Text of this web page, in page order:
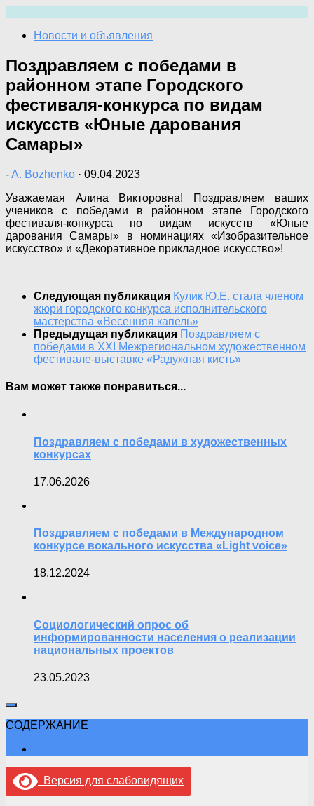
содержимому
Новости и объявления
Поздравляем с победами в
районном этапе Городского
фестиваля-конкурса по видам
искусств «Юные дарования
Самары»
-A. Bozhenko · 09.04.2023
Уважаемая Алина Викторовна! Поздравляем ваших
учеников с победами в районном этапе Городского
фестиваля-конкурса по видам искусств «Юные
дарования Самары» в номинациях «Изобразительное
искусство» и «Декоративное прикладное искусство»!
Следующая публикация Кулик Ю.Е. стала членом
жюри городского конкурса исполнительского
мастерства «Весенняя капель»
Предыдущая публикация Поздравляем с
победами в XXI Межрегиональном художественном
фестивале-выставке «Радужная кисть»
Вам может также понравиться...
Поздравляем с победами в художественных
конкурсах
17.06.2026
Поздравляем с победами в Международном
конкурсе вокального искусства «Light voice»
18.12.2024
Социологический опрос об
информированности населения о реализации
национальных проектов
23.05.2023
СОДЕРЖАНИЕ
Версия для слабовидящих